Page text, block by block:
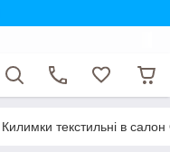
Килимки текстильні в